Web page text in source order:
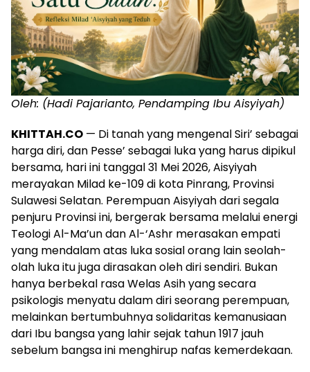
Oleh: (Hadi Pajarianto, Pendamping Ibu Aisyiyah)
KHITTAH.CO — Di tanah yang mengenal Siri’ sebagai
harga diri, dan Pesse’ sebagai luka yang harus dipikul
bersama, hari ini tanggal 31 Mei 2026, Aisyiyah
merayakan Milad ke-109 di kota Pinrang, Provinsi
Sulawesi Selatan. Perempuan Aisyiyah dari segala
penjuru Provinsi ini, bergerak bersama melalui energi
Teologi Al-Ma’un dan Al-‘Ashr merasakan empati
yang mendalam atas luka sosial orang lain seolah-
olah luka itu juga dirasakan oleh diri sendiri. Bukan
hanya berbekal rasa Welas Asih yang secara
psikologis menyatu dalam diri seorang perempuan,
melainkan bertumbuhnya solidaritas kemanusiaan
dari Ibu bangsa yang lahir sejak tahun 1917 jauh
sebelum bangsa ini menghirup nafas kemerdekaan.